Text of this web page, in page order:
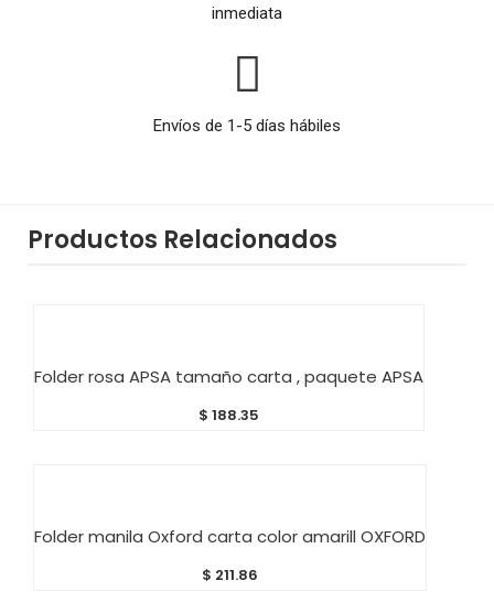
inmediata
Envíos de 1-5 días hábiles
Productos Relacionados
Folder rosa APSA tamaño carta , paquete APSA
$ 188.35
Folder manila Oxford carta color amarill OXFORD
$ 211.86